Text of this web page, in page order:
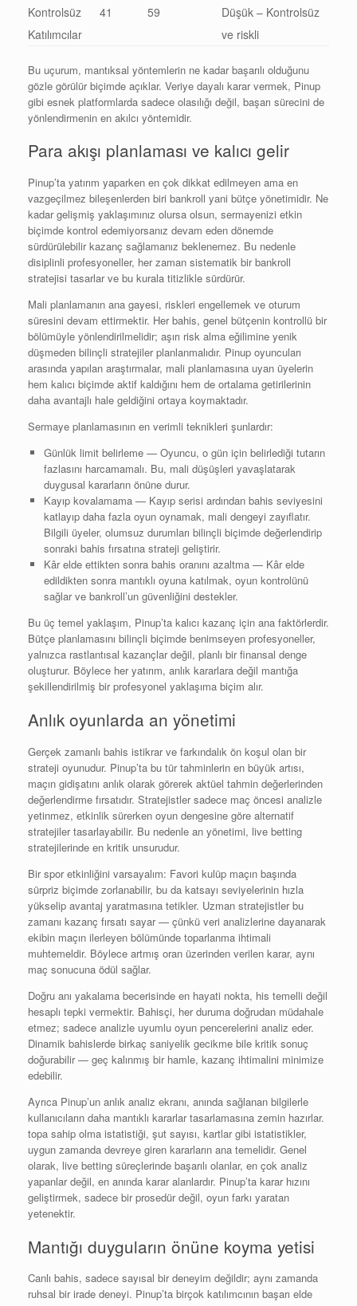
Kontrolsüz
Katılımcılar
41 59
Düşük – Kontrolsüz
ve riskli
Bu uçurum, mantıksal yöntemlerin ne kadar başarılı olduğunu
gözle görülür biçimde açıklar. Veriye dayalı karar vermek, Pinup
gibi esnek platformlarda sadece olasılığı değil, başarı sürecini de
yönlendirmenin en akılcı yöntemidir.
Para akışı planlaması ve kalıcı gelir
Pinup’ta yatırım yaparken en çok dikkat edilmeyen ama en
vazgeçilmez bileşenlerden biri bankroll yani bütçe yönetimidir. Ne
kadar gelişmiş yaklaşımınız olursa olsun, sermayenizi etkin
biçimde kontrol edemiyorsanız devam eden dönemde
sürdürülebilir kazanç sağlamanız beklenemez. Bu nedenle
disiplinli profesyoneller, her zaman sistematik bir bankroll
stratejisi tasarlar ve bu kurala titizlikle sürdürür.
Mali planlamanın ana gayesi, riskleri engellemek ve oturum
süresini devam ettirmektir. Her bahis, genel bütçenin kontrollü bir
bölümüyle yönlendirilmelidir; aşırı risk alma eğilimine yenik
düşmeden bilinçli stratejiler planlanmalıdır. Pinup oyuncuları
arasında yapılan araştırmalar, mali planlamasına uyan üyelerin
hem kalıcı biçimde aktif kaldığını hem de ortalama getirilerinin
daha avantajlı hale geldiğini ortaya koymaktadır.
Sermaye planlamasının en verimli teknikleri şunlardır:
Günlük limit belirleme — Oyuncu, o gün için belirlediği tutarın
fazlasını harcamamalı. Bu, mali düşüşleri yavaşlatarak
duygusal kararların önüne durur.
Kayıp kovalamama — Kayıp serisi ardından bahis seviyesini
katlayıp daha fazla oyun oynamak, mali dengeyi zayıflatır.
Bilgili üyeler, olumsuz durumları bilinçli biçimde değerlendirip
sonraki bahis fırsatına strateji geliştirir.
Kâr elde ettikten sonra bahis oranını azaltma — Kâr elde
edildikten sonra mantıklı oyuna katılmak, oyun kontrolünü
sağlar ve bankroll’un güvenliğini destekler.
Bu üç temel yaklaşım, Pinup’ta kalıcı kazanç için ana faktörlerdir.
Bütçe planlamasını bilinçli biçimde benimseyen profesyoneller,
yalnızca rastlantısal kazançlar değil, planlı bir finansal denge
oluşturur. Böylece her yatırım, anlık kararlara değil mantığa
şekillendirilmiş bir profesyonel yaklaşıma biçim alır.
Anlık oyunlarda an yönetimi
Gerçek zamanlı bahis istikrar ve farkındalık ön koşul olan bir
strateji oyunudur. Pinup’ta bu tür tahminlerin en büyük artısı,
maçın gidişatını anlık olarak görerek aktüel tahmin değerlerinden
değerlendirme fırsatıdır. Stratejistler sadece maç öncesi analizle
yetinmez, etkinlik sürerken oyun dengesine göre alternatif
stratejiler tasarlayabilir. Bu nedenle an yönetimi, live betting
stratejilerinde en kritik unsurudur.
Bir spor etkinliğini varsayalım: Favori kulüp maçın başında
sürpriz biçimde zorlanabilir, bu da katsayı seviyelerinin hızla
yükselip avantaj yaratmasına tetikler. Uzman stratejistler bu
zamanı kazanç fırsatı sayar — çünkü veri analizlerine dayanarak
ekibin maçın ilerleyen bölümünde toparlanma ihtimali
muhtemeldir. Böylece artmış oran üzerinden verilen karar, aynı
maç sonucuna ödül sağlar.
Doğru anı yakalama becerisinde en hayati nokta, his temelli değil
hesaplı tepki vermektir. Bahisçi, her duruma doğrudan müdahale
etmez; sadece analizle uyumlu oyun pencerelerini analiz eder.
Dinamik bahislerde birkaç saniyelik gecikme bile kritik sonuç
doğurabilir — geç kalınmış bir hamle, kazanç ihtimalini minimize
edebilir.
Ayrıca Pinup’un anlık analiz ekranı, anında sağlanan bilgilerle
kullanıcıların daha mantıklı kararlar tasarlamasına zemin hazırlar.
topa sahip olma istatistiği, şut sayısı, kartlar gibi istatistikler,
uygun zamanda devreye giren kararların ana temelidir. Genel
olarak, live betting süreçlerinde başarılı olanlar, en çok analiz
yapanlar değil, en anında karar alanlardır. Pinup’ta karar hızını
geliştirmek, sadece bir prosedür değil, oyun farkı yaratan
yetenektir.
Mantığı duyguların önüne koyma yetisi
Canlı bahis, sadece sayısal bir deneyim değildir; aynı zamanda
ruhsal bir irade deneyi. Pinup’ta birçok katılımcının başarı elde